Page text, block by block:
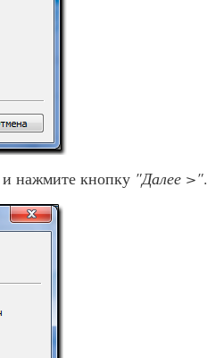
и нажмите кнопку "Далее >".